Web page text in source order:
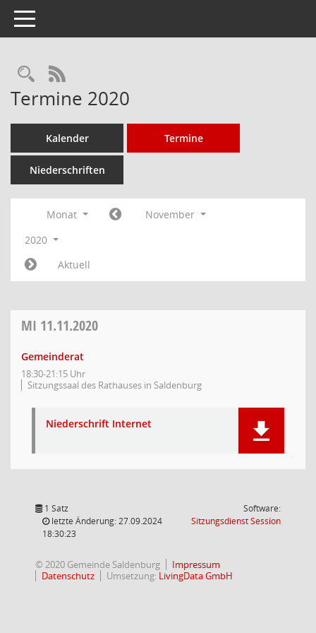
Toggle navigation
Rechercheauswahl
RSS-Feed
Termine 2020
Kalender Termine
Niederschriften
Monat
November
2020
Aktuell
MI 11.11.2020
Gemeinderat
18:30-21:15 Uhr
Sitzungssaal des Rathauses in Saldenburg
Niederschrift Internet
1 Satz
letzte Änderung: 27.09.2024
18:30:23
Software:
SitzungsdienstSession(Wird in
© 2020 Gemeinde Saldenburg
Impressum
Datenschutz
Umsetzung: LivingData GmbH